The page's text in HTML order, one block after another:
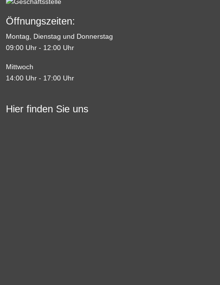
Öffnungszeiten:
Montag, Dienstag und Donnerstag
09:00 Uhr - 12:00 Uhr
Mittwoch
14:00 Uhr - 17:00 Uhr
Hier finden Sie uns